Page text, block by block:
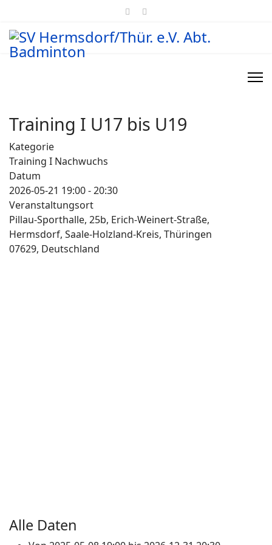
Training I U17 bis U19
Kategorie
Training I Nachwuchs
Datum
2026-05-21 19:00-20:30
Veranstaltungsort
Pillau-Sporthalle, 25b, Erich-Weinert-Straße,
Hermsdorf, Saale-Holzland-Kreis, Thüringen
07629, Deutschland
Alle Daten